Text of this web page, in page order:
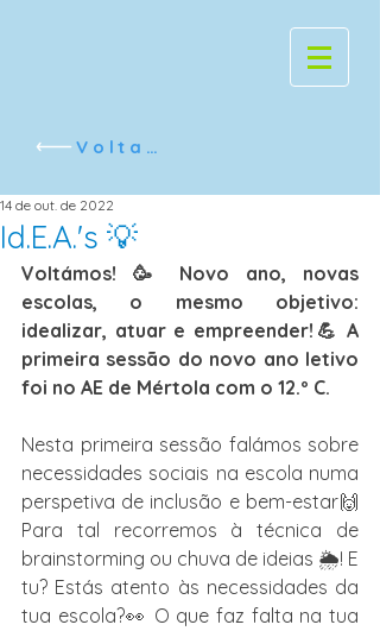
Voltar
Id.E.A.'s 💡
14 de out. de 2022
Voltámos! 🥳 Novo ano, novas
escolas, o mesmo objetivo:
idealizar, atuar e empreender!💪 A
primeira sessão do novo ano letivo
foi no AE de Mértola com o 12.º C.
Nesta primeira sessão falámos sobre
necessidades sociais na escola numa
perspetiva de inclusão e bem-estar🙌
Para tal recorremos à técnica de
brainstorming ou chuva de ideias 🌦! E
tu? Estás atento às necessidades da
tua escola?👀 O que faz falta na tua